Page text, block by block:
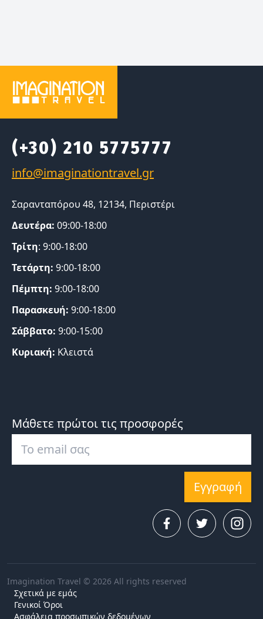
(+30) 210 5775777
Σαρανταπόρου 48, 12134, Περιστέρι
Δευτέρα: 09:00-18:00
Τρίτη: 9:00-18:00
Τετάρτη: 9:00-18:00
Πέμπτη: 9:00-18:00
Παρασκευή: 9:00-18:00
Σάββατο: 9:00-15:00
Κυριακή: Κλειστά
Μάθετε πρώτοι τις προσφορές
Εγγραφή
Imagination Travel © 2026 All rights reserved
Σχετικά με εμάς
Γενικοί Όροι
Ασφάλεια προσωπικών δεδομένων